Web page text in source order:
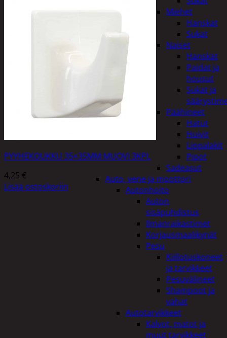
Miehet
Hanskat
Sukat
Naiset
Hanskat
Paidat ja
housut
Sukat ja
Päähineet
Hatut
Huivit
Lippalakit
Pipot
Sadeasut
Auto, vene ja moottori
Autonhoito
Auton
sisäpuhdistus
Ilmanraikastimet
Korjausmaalikynät
Pesu
Kiillotuskoneet
ja tarvikkeet
Pesuvälineet
Shampoot ja
vahat
Autotarvikkeet
Kalvot, matot ja
muut tarvikkeet
PYYHEKOUKKU 35×35MM MUOVI 3KPL
4,25 €
Lisää ostoskoriin